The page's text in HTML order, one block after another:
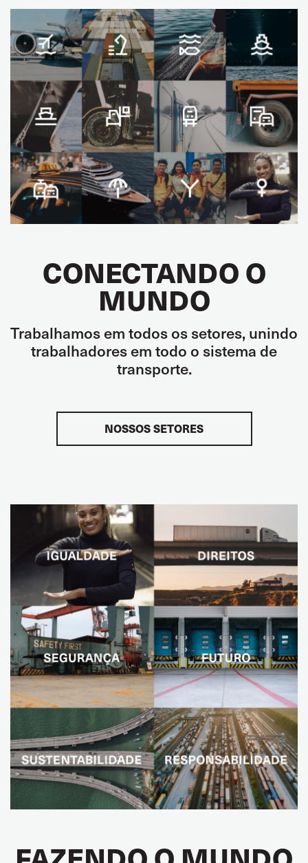
CONECTANDO O
MUNDO
Trabalhamos em todos os setores, unindo
trabalhadores em todo o sistema de
transporte.
NOSSOS SETORES